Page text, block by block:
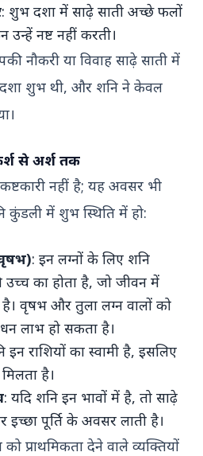
मोदी उत्तरी यूरोप को क्यों
का गोचर: देवगुरु बृहस्पति की कृपा से
से जन्म अंक (मूलांक) वाले लोगों का
अंक ज्योतिष के अनुसार विशेष
में राहु की युतियां: रहस्य, बंधन और
: शुभ दशा में साढ़े साती अच्छे फलों
नष्ट नहीं करती।
नौकरी या विवाह साढ़े साती में
शुभ थी, और शनि ने केवल
से अर्श तक
नहीं है; यह अवसर भी
में शुभ स्थिति में हो:
: इन लग्नों के लिए शनि
का होता है, जो जीवन में
वृषभ और तुला लग्न वालों को
लाभ हो सकता है।
इन राशियों का स्वामी है, इसलिए
है।
: यदि शनि इन भावों में है, तो साढ़े
इच्छा पूर्ति के अवसर लाती है।
प्राथमिकता देने वाले व्यक्तियों